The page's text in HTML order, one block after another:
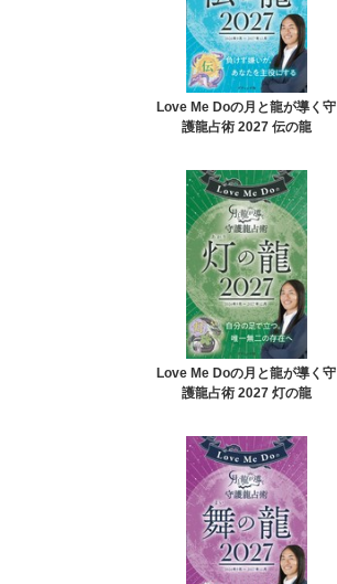
Love Me Doの月と龍が導く守
護龍占術 2027 伝の龍
Love Me Doの月と龍が導く守
護龍占術 2027 灯の龍